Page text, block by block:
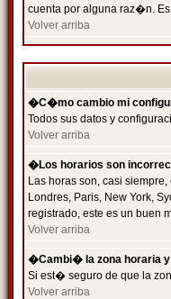
cuenta por alguna raz�n.
Volver arriba
�C�mo cambio mi
Todos sus datos y
Volver arriba
�Los horarios son
Las horas son, casi
Londres, Paris, New York,
registrado, este es un buen
Volver arriba
�Cambi� la zona horaria
Si est� seguro de que la
Volver arriba